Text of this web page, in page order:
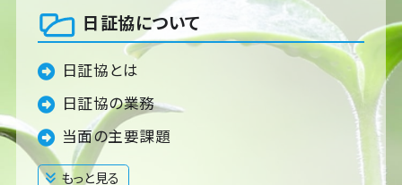
日証協について
日証協とは
日証協の業務
当面の主要課題
もっと見る
閉じる